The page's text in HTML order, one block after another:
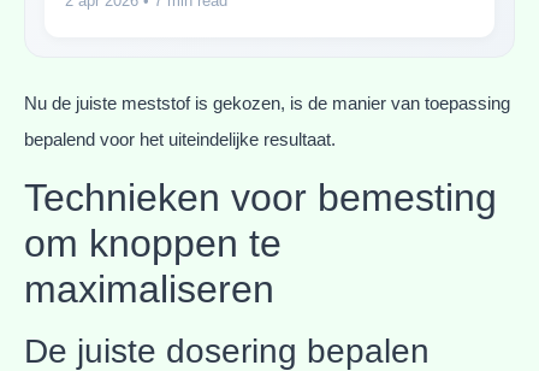
Nu de juiste meststof is gekozen, is de manier van toepassing
bepalend voor het uiteindelijke resultaat.
Technieken voor bemesting
om knoppen te
maximaliseren
De juiste dosering bepalen